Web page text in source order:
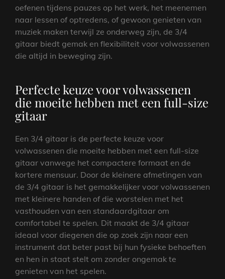
oefenen tijdens pauzes op het werk, het meenemen
naar lessen of optredens, of gewoon genieten van
muziek maken terwijl ze onderweg zijn, de 3/4
gitaar biedt gemak en flexibiliteit voor volwassenen
die altijd in beweging zijn.
Perfecte keuze voor volwassenen
die moeite hebben met een full-size
gitaar
Een 3/4 gitaar is de perfecte keuze voor
volwassenen die moeite hebben met een full-size
gitaar vanwege het compactere formaat en de
kortere mensuur. Door de kleinere afmetingen van
de 3/4 gitaar is het gemakkelijker voor volwassenen
met kleinere handen of die worstelen met het
vasthouden van een standaardgitaar om
comfortabel te spelen. Dit maakt de 3/4 gitaar
ideaal voor diegenen die op zoek zijn naar een
instrument dat beter past bij hun fysieke behoeften
en hen in staat stelt om zonder ongemak te
genieten van het spelen.